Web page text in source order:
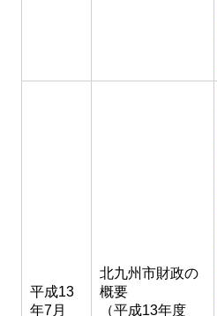
平成13
年7月
北九州市財政の
概要
（平成13年度